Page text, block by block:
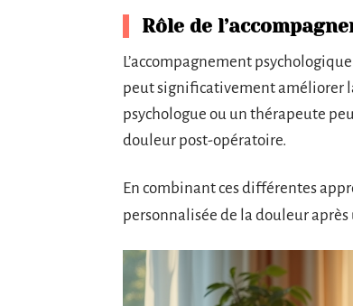
Rôle de
L’accompagnement
peut significativement améliorer
psychologue ou un thérapeute
douleur post-opératoire.
En combinant ces différentes
personnalisée de la douleur après